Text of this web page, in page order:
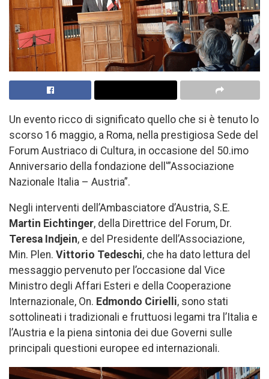
Un evento ricco di significato quello che si è tenuto lo
scorso 16 maggio, a Roma, nella prestigiosa Sede del
Forum Austriaco di Cultura, in occasione del 50.imo
Anniversario della fondazione dell'”Associazione
Nazionale Italia – Austria”.
Negli interventi dell’Ambasciatore d’Austria, S.E.
Martin Eichtinger, della Direttrice del Forum, Dr.
Teresa Indjein, e del Presidente dell’Associazione,
Min. Plen. Vittorio Tedeschi, che ha dato lettura del
messaggio pervenuto per l’occasione dal Vice
Ministro degli Affari Esteri e della Cooperazione
Internazionale, On. Edmondo Cirielli, sono stati
sottolineati i tradizionali e fruttuosi legami tra l’Italia e
l’Austria e la piena sintonia dei due Governi sulle
principali questioni europee ed internazionali.